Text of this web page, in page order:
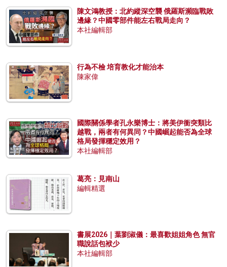
陳文鴻教授：北約縱深空襲 俄羅斯瀕臨戰敗
邊緣？中國零部件能左右戰局走向？
本社編輯部
行為不檢 培育教化才能治本
陳家偉
國際關係學者孔永樂博士：將美伊衝突類比
越戰，兩者有何異同？中國崛起能否為全球
格局發揮穩定效用？
本社編輯部
葛亮：見南山
編輯精選
書展2026｜葉劉淑儀：最喜歡姐姐角色 無官
職說話包袱少
本社編輯部